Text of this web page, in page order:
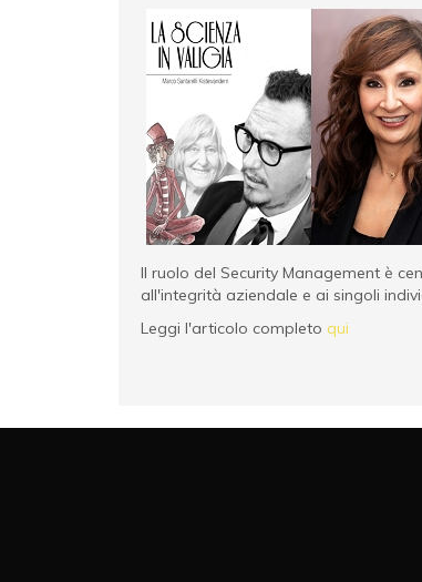
Il ruolo del Security Management è
all'integrità aziendale e ai singoli
Leggi l'articolo completo qui